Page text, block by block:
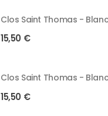
Clos Saint Thomas -
15,50 €
Clos Saint Thomas -
15,50 €